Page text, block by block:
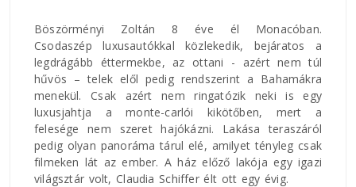
Böszörményi Zoltán 8 éve él Monacóban.
Csodaszép luxusautókkal közlekedik, bejáratos a
legdrágább éttermekbe, az ottani - azért nem túl
hűvös – telek elől pedig rendszerint a Bahamákra
menekül. Csak azért nem ringatózik neki is egy
luxusjahtja a monte-carlói kikötőben, mert a
felesége nem szeret hajókázni. Lakása teraszáról
pedig olyan panoráma tárul elé, amilyet tényleg csak
filmeken lát az ember. A ház előző lakója egy igazi
világsztár volt, Claudia Schiffer élt ott egy évig.